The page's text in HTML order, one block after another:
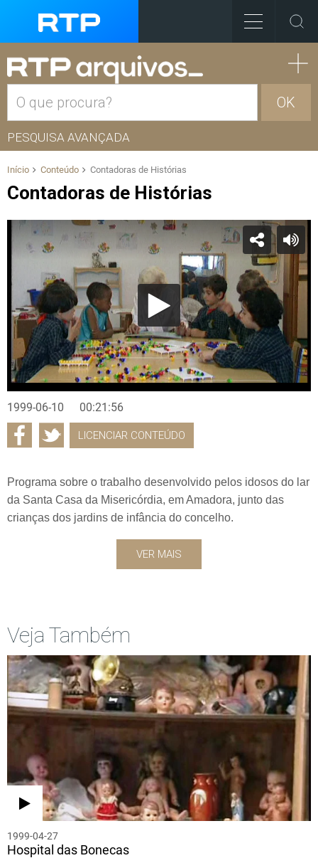
OK
PESQUISA AVANÇADA
Início Conteúdo Contadoras de Histórias
Contadoras de Histórias
1999-06-10 00:21:56
LICENCIAR CONTEÚDO
Programa sobre o trabalho desenvolvido pelos idosos do lar
da Santa Casa da Misericórdia, em Amadora, junto das
crianças dos jardins de infância do concelho.
VER MAIS
Veja Também
1999-04-27
Hospital das Bonecas